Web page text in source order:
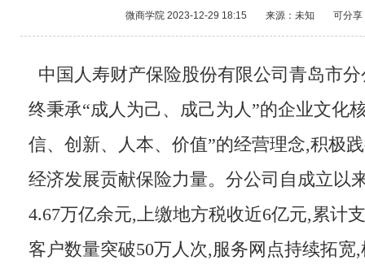
微商学院 2023-12-29 18:15 来源：未知 可分享
中国人寿财产保险股份有限公司青岛市
终秉承“成人为己、成己为人”的企业文化
信、创新、人本、价值”的经营理念,积极
经济发展贡献保险力量。分公司自成立以
4.67万亿余元,上缴地方税收近6亿元,累计
客户数量突破50万人次,服务网点持续拓宽